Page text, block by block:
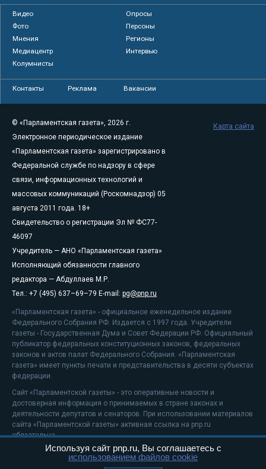
Видео
Опросы
Фото
Персоны
Мнения
Регионы
Медиацентр
Интервью
Колумнисты
Контакты Реклама Вакансии
© «Парламентская газета», 2026 г.
Электронное периодическое издание
«Парламентская газета» зарегистрировано в
Федеральной службе по надзору в сфере
связи, информационных технологий и
массовых коммуникаций (Роскомнадзор) 05
августа 2011 года. 18+
Свидетельство о регистрации Эл № ФС77-
46097
Учредитель — АНО «Парламентская газета»
Исполняющий обязанности главного
редактора — Абдуллаев М.Р.
Тел.: +7 (495) 637–69–79 E-mail: pg@pnp.ru
«Парламентская газета» - официальное еженедельное издание
Федерального Собрания РФ. Издается с 1997 года. Учредители
газеты - Государственная Дума и Совет Федерации РФ. Официальный
публикатор федеральных конституционных законов, федеральных
законов и актов палат Федерального Собрания. «Парламентская
газета» имеет пункты печати и представительства в десяти субъектах
федерации.
Сайт «Парламентской газеты» - это оперативные новости и
достоверная информация о принимаемых в стране законах и
деятельности депутатов и сенаторов. При использовании материалов
сайта «Парламентской газеты» активная ссылка на pnp.ru
обязательна.
На информационном ресурсе применяютсярекомендательные
Карта сайта
Используя сайт pnp.ru, Вы соглашаетесь с
использованием файлов cookie